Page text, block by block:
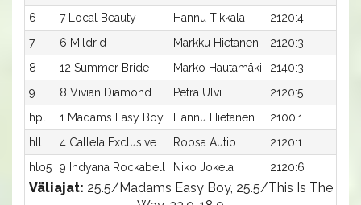
6
7 Local Beauty Hannu Tikkala 2120:4
7
6 Mildrid Markku Hietanen 2120:3
8
12 Summer Bride Marko Hautamäki 2140:3
9
8 Vivian Diamond Petra Ulvi 2120:5
hpl
1 Madams Easy Boy Hannu Hietanen 2100:1
hll
4 Callela Exclusive Roosa Autio 2120:1
hlo5
9 Indyana Rockabell Niko Jokela 2120:6
Väliajat: 25.5/Madams Easy Boy, 25.5/This Is The